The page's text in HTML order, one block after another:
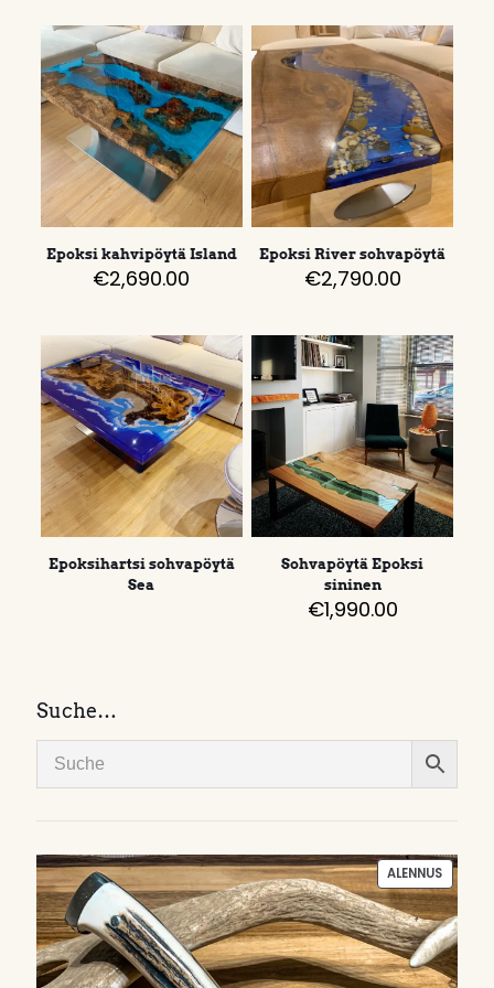
Epoksi kahvipöytä Island
€2,690.00
Epoksi River sohvapöytä
€2,790.00
Epoksihartsi sohvapöytä
Sea
Sohvapöytä Epoksi
sininen
€1,990.00
Suche…
ALENNUSTUOTE